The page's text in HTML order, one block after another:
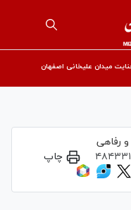
میدان علیخانی اصفهان
رفاهی
چاپ